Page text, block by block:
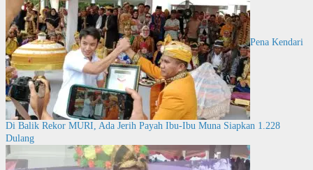
Pena Kendari
Di Balik Rekor MURI, Ada Jerih Payah Ibu-Ibu Muna Siapkan 1.228
Dulang